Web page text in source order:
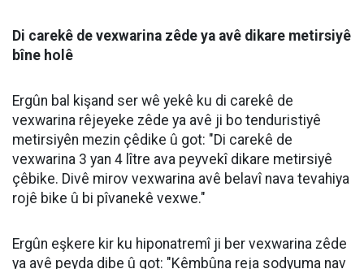
Di carekê de vexwarina zêde ya avê dikare metirsiyê
bîne holê
Ergûn bal kişand ser wê yekê ku di carekê de
vexwarina rêjeyeke zêde ya avê ji bo tenduristiyê
metirsiyên mezin çêdike û got: "Di carekê de
vexwarina 3 yan 4 lître ava peyvekî dikare metirsiyê
çêbike. Divê mirov vexwarina avê belavî nava tevahiya
rojê bike û bi pîvanekê vexwe."
Ergûn eşkere kir ku hiponatremî ji ber vexwarina zêde
ya avê peyda dibe û got: "Kêmbûna reja sodyuma nav